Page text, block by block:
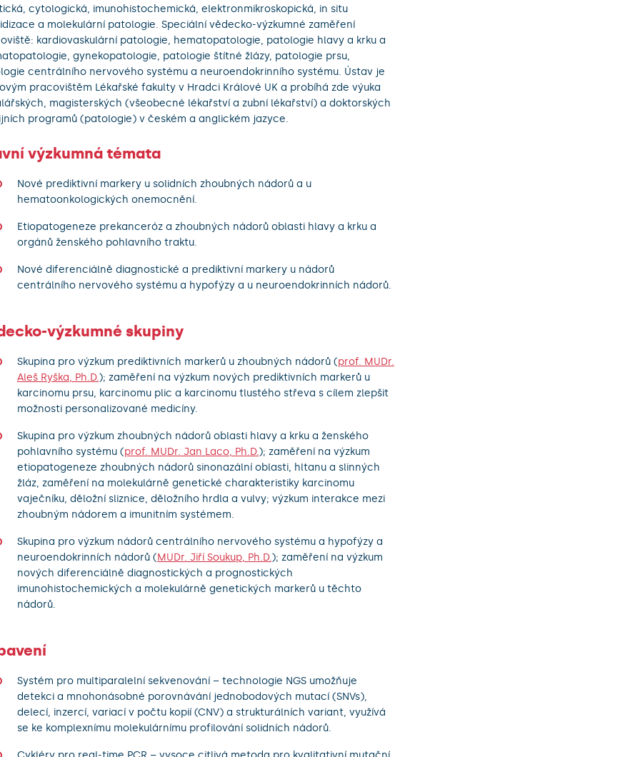
cytologická, imunohistochemická, elektronmikroskopická, in situ
a molekulární patologie. Speciální vědecko-výzkumné zaměření
kardiovaskulární patologie, hematopatologie, patologie hlavy a krku a
gynekopatologie, patologie štítné žlázy, patologie prsu,
centrálního nervového systému a neuroendokrinního systému. Ústav je
pracovištěm Lékařské fakulty v Hradci Králové UK a probíhá zde výuka
magisterských (všeobecné lékařství a zubní lékařství) a doktorských
programů (patologie) v českém a anglickém jazyce.
výzkumná témata
Nové prediktivní markery u solidních zhoubných nádorů a u
hematoonkologických onemocnění.
Etiopatogeneze prekanceróz a zhoubných nádorů oblasti hlavy a krku a
orgánů ženského pohlavního traktu.
Nové diferenciálně diagnostické a prediktivní markery u nádorů
centrálního nervového systému a hypofýzy a u neuroendokrinních nádorů.
výzkumné skupiny
Skupina pro výzkum prediktivních markerů u zhoubných nádorů (prof. MUDr.
Aleš Ryška, Ph.D.); zaměření na výzkum nových prediktivních markerů u
karcinomu prsu, karcinomu plic a karcinomu tlustého střeva s cílem zlepšit
možnosti personalizované medicíny.
Skupina pro výzkum zhoubných nádorů oblasti hlavy a krku a ženského
pohlavního systému (prof. MUDr. Jan Laco, Ph.D.); zaměření na výzkum
etiopatogeneze zhoubných nádorů sinonazální oblasti, hltanu a slinných
žláz, zaměření na molekulárně genetické charakteristiky karcinomu
vaječníku, děložní sliznice, děložního hrdla a vulvy; výzkum interakce mezi
zhoubným nádorem a imunitním systémem.
Skupina pro výzkum nádorů centrálního nervového systému a hypofýzy a
neuroendokrinních nádorů (MUDr. Jiří Soukup, Ph.D.); zaměření na výzkum
nových diferenciálně diagnostických a prognostických
imunohistochemických a molekulárně genetických markerů u těchto
nádorů.
Systém pro multiparalelní sekvenování – technologie NGS umožňuje
detekci a mnohonásobné porovnávání jednobodových mutací (SNVs),
delecí, inzercí, variací v počtu kopií (CNV) a strukturálních variant, využívá
se ke komplexnímu molekulárnímu profilování solidních nádorů.